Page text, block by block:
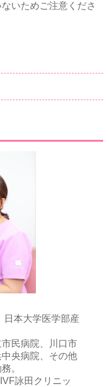
いためご注意くださ
本大学医学部産
民病院、川口市
央病院、その他
。
詠田クリニッ